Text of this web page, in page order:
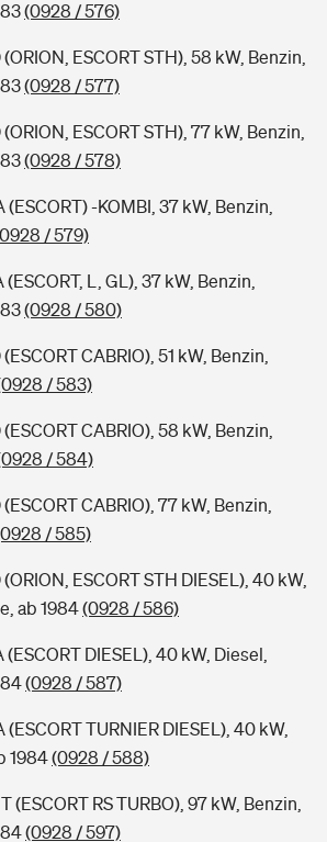
(0928 / 576)
ESCORT STH), 58 kW, Benzin,
(0928 / 577)
ESCORT STH), 77 kW, Benzin,
(0928 / 578)
(ESCORT) -KOMBI, 37 kW, Benzin,
/ 579)
L, GL), 37 kW, Benzin,
(0928 / 580)
CABRIO), 51 kW, Benzin,
/ 583)
CABRIO), 58 kW, Benzin,
/ 584)
CABRIO), 77 kW, Benzin,
/ 585)
ESCORT STH DIESEL), 40 kW,
ab 1984(0928 / 586)
DIESEL), 40 kW, Diesel,
(0928 / 587)
(ESCORT TURNIER DIESEL), 40 kW,
1984(0928 / 588)
(ESCORT RS TURBO), 97 kW, Benzin,
(0928 / 597)